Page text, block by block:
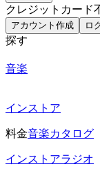
クレジットカード
アカウント作成 ロ
探す
音楽
インストア
料金音楽カタログ
インストアラジオ